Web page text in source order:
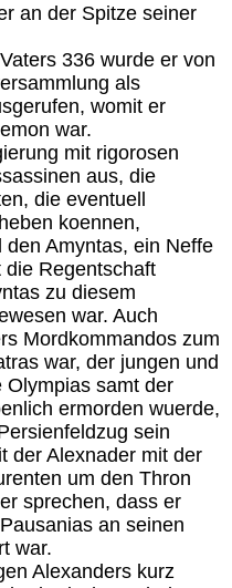
an der Spitze seiner
336 wurde er von
als
womit er
war.
mit rigorosen
aus, die
die eventuell
koennen,
Amyntas, ein Neffe
Regentschaft
zu diesem
war. Auch
Mordkommandos zum
war, der jungen und
Olympias samt der
ermorden wuerde,
sein
der Alexnader mit der
um den Thron
sprechen, dass er
an seinen
war.
Alexanders kurz